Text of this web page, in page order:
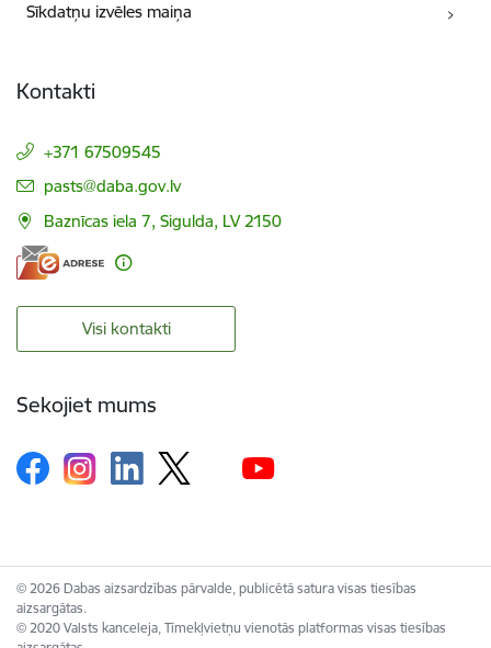
Sīkdatņu izvēles maiņa
Kontakti
+371 67509545
E-pasts:
pasts@daba.gov.lv
Baznīcas iela 7, Sigulda, LV 2150
Visi kontakti
Sekojiet mums
© 2026 Dabas aizsardzības pārvalde, publicētā satura visas tiesības
aizsargātas.
© 2020 Valsts kanceleja, Tīmekļvietņu vienotās platformas visas tiesības